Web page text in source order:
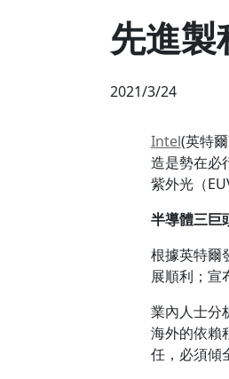
先進製
2021/3/24
Intel(英特
造是勢在必
紫外光（
半導體三巨
根據英特爾
展順利；宣
業內人士分
海外的依賴
任，必須傾